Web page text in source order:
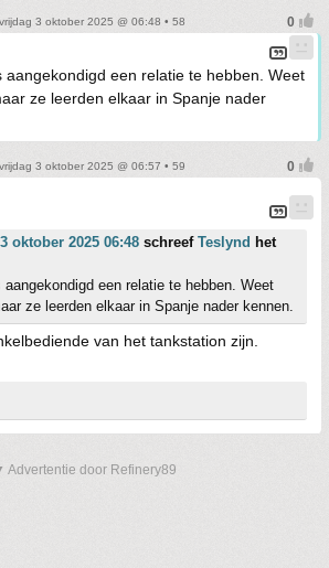
3 oktober 2025 @ 06:48 • 58
aangekondigd een relatie te hebben. Weet
ze leerden elkaar in Spanje nader
3 oktober 2025 @ 06:57 • 59
oktober 2025 06:48 schreef Teslynd het
een relatie te hebben. Weet
ze leerden elkaar in Spanje nader kennen.
van het tankstation zijn.
Advertentie door Refinery89